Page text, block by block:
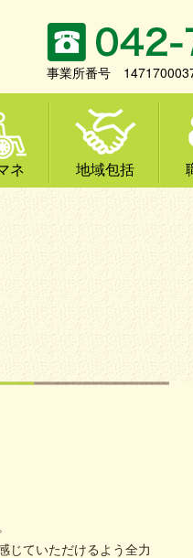
事業所番号
ネ 地域包括
じていただけるよう全力